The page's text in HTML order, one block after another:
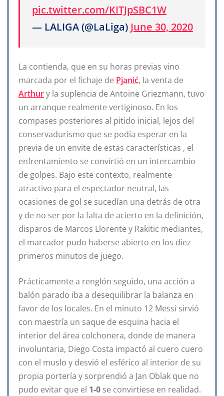
pic.twitter.com/KITJpSBC1W
— LALIGA (@LaLiga) June 30, 2020
La contienda, que en su horas previas vino
marcada por el fichaje de Pjanić, la venta de
Arthury la suplencia de Antoine Griezmann, tuvo
un arranque realmente vertiginoso. En los
compases posteriores al pitido inicial, lejos del
conservadurismo que se podía esperar en la
previa de un envite de estas características , el
enfrentamiento se convirtió en un intercambio
de golpes. Bajo este contexto, realmente
atractivo para el espectador neutral, las
ocasiones de gol se sucedían una detrás de otra
y de no ser por la falta de acierto en la definición,
disparos de Marcos Llorente y Rakitic mediantes,
el marcador pudo haberse abierto en los diez
primeros minutos de juego.
Prácticamente a renglón seguido, una acción a
balón parado iba a desequilibrar la balanza en
favor de los locales. En el minuto 12 Messi sirvió
con maestría un saque de esquina hacia el
interior del área colchonera, donde de manera
involuntaria, Diego Costa impactó al cuero cuero
con el muslo y desvió el esférico al interior de su
propia portería y sorprendió a Jan Oblak que no
pudo evitar que el 1-0 se convirtiese en realidad.